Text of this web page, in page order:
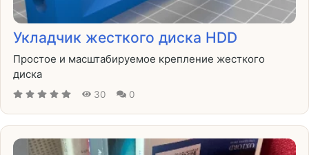
Укладчик жесткого диска HDD
Простое и масштабируемое крепление жесткого
диска
30 0